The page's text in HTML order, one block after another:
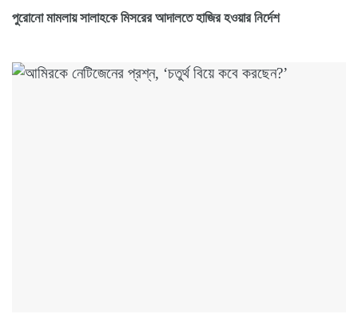
পুরোনো মামলায় সালাহকে মিসরের আদালতে হাজির হওয়ার নির্দেশ